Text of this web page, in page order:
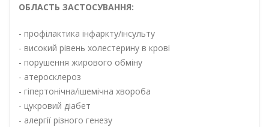
ОБЛАСТЬ ЗАСТОСУВАННЯ:
- профілактика інфаркту/інсульту
- високий рівень холестерину в крові
- порушення жирового обміну
- атеросклероз
- гіпертонічна/ішемічна хвороба
- цукровий діабет
- алергії різного генезу